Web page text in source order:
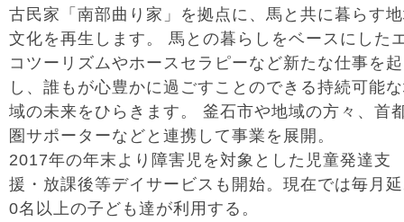
古民家「南部曲り家」を拠点に、馬と共に暮らす
文化を再生します。 馬との暮らしをベースにした
コツーリズムやホースセラピーなど新たな仕事を
し、誰もが心豊かに過ごすことのできる持続可能
域の未来をひらきます。 釜石市や地域の方々、首
圏サポーターなどと連携して事業を展開。
2017年の年末より障害児を対象とした児童発達支
援・放課後等デイサービスも開始。現在では毎月
0名以上の子ども達が利用する。